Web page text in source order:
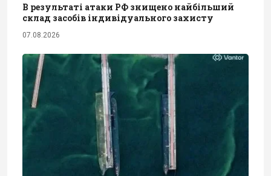
В результаті атаки РФ знищено найбільший
склад засобів індивідуального захисту
07.08.2026